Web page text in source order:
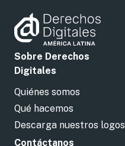
Sobre Derechos
Digitales
Quiénes somos
Qué hacemos
Descarga nuestros logos
Contáctanos